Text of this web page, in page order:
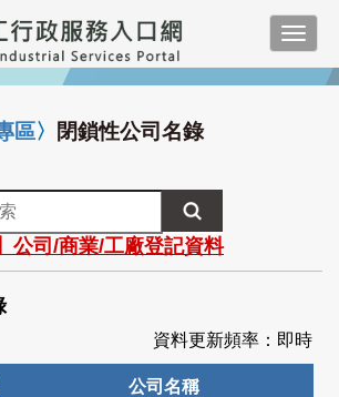
區〉 閉鎖性公司名錄
公司/商業/工廠登記資料
資料更新頻率：即時
公司名稱